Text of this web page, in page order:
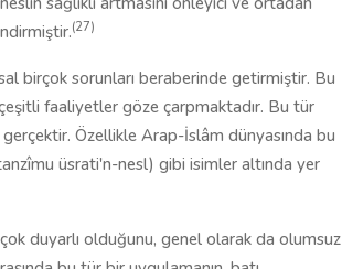
(27)
birçok sorunları beraberinde getirmiştir. Bu
faaliyetler göze çarpmaktadır. Bu tür
Özellikle Arap-İslâm dünyasında bu
üsrati'n-nesl) gibi isimler altında yer
duyarlı olduğunu, genel olarak da olumsuz